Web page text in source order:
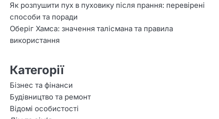
Як розпушити пух в пуховику після прання: перевірені
способи та поради
Оберіг Хамса: значення талісмана та правила
використання
Категорії
Бізнес та фінанси
Будівництво та ремонт
Відомі особистості